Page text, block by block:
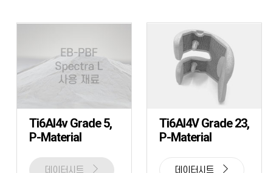
Ti6Al4v Grade 5,
P-Material
데이터시트
Ti6Al4V Grade 23,
P-Material
데이터시트